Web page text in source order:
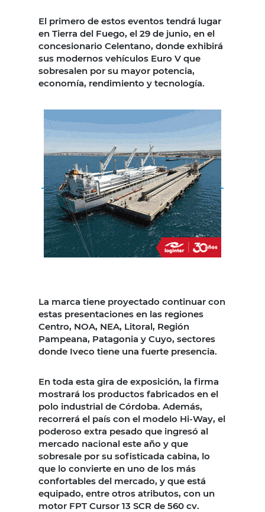
El primero de estos eventos tendrá lugar
en Tierra del Fuego, el 29 de junio, en el
concesionario Celentano, donde exhibirá
sus modernos vehículos Euro V que
sobresalen por su mayor potencia,
economía, rendimiento y tecnología.
La marca tiene proyectado continuar con
estas presentaciones en las regiones
Centro, NOA, NEA, Litoral, Región
Pampeana, Patagonia y Cuyo, sectores
donde Iveco tiene una fuerte presencia.
En toda esta gira de exposición, la firma
mostrará los productos fabricados en el
polo industrial de Córdoba. Además,
recorrerá el país con el modelo Hi-Way, el
poderoso extra pesado que ingresó al
mercado nacional este año y que
sobresale por su sofisticada cabina, lo
que lo convierte en uno de los más
confortables del mercado, y que está
equipado, entre otros atributos, con un
motor FPT Cursor 13 SCR de 560 cv.